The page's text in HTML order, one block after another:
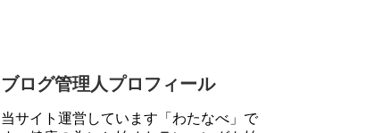
ブログ管理人プロフィール
当サイト運営しています「わたなべ」で